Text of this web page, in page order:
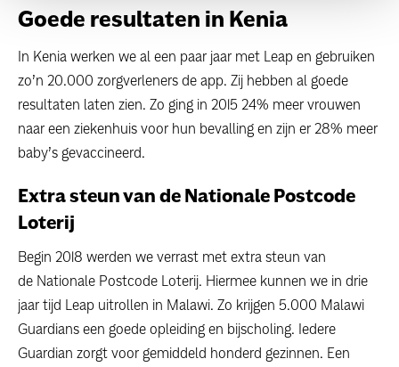
Goede resultaten in Kenia
In Kenia werken we al een paar jaar met Leap en gebruiken
zo’n 20.000 zorgverleners de app. Zij hebben al goede
resultaten laten zien. Zo ging in 2015 24% meer vrouwen
naar een ziekenhuis voor hun bevalling en zijn er 28% meer
baby’s gevaccineerd.
Extra steun van de Nationale Postcode
Loterij
Begin 2018 werden we verrast met extra steun van
de Nationale Postcode Loterij. Hiermee kunnen we in drie
jaar tijd Leap uitrollen in Malawi. Zo krijgen 5.000 Malawi
Guardians een goede opleiding en bijscholing. Iedere
Guardian zorgt voor gemiddeld honderd gezinnen. Een